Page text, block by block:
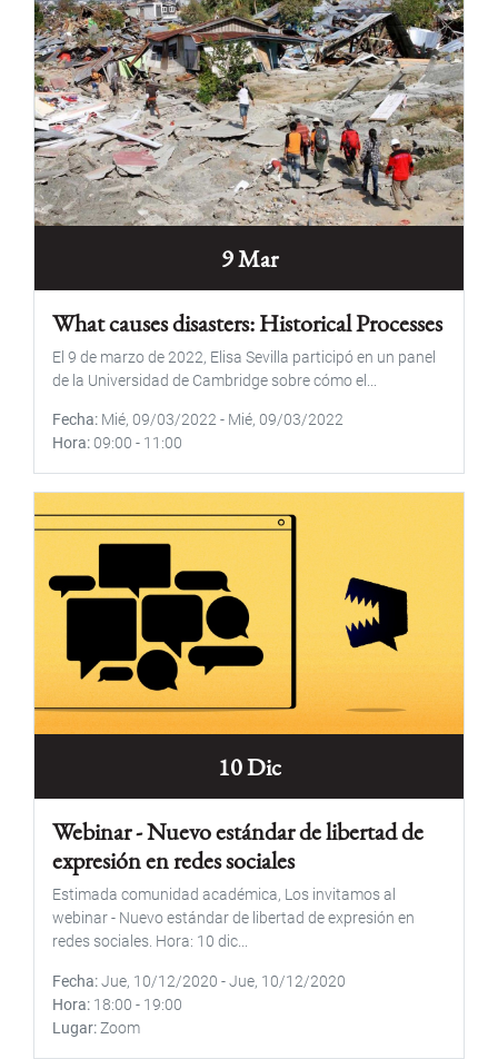
9 Mar
What causes disasters: Historical Processes
El 9 de marzo de 2022, Elisa Sevilla participó en un panel
de la Universidad de Cambridge sobre cómo el...
Fecha Mié, 09/03/2022- Mié, 09/03/2022
Hora 09:00 - 11:00
10 Dic
Webinar - Nuevo estándar de libertad de
expresión en redes sociales
Estimada comunidad académica, Los invitamos al
webinar - Nuevo estándar de libertad de expresión en
redes sociales. Hora: 10 dic...
Fecha Jue, 10/12/2020 -Jue, 10/12/2020
Hora 18:00 - 19:00
Lugar Zoom